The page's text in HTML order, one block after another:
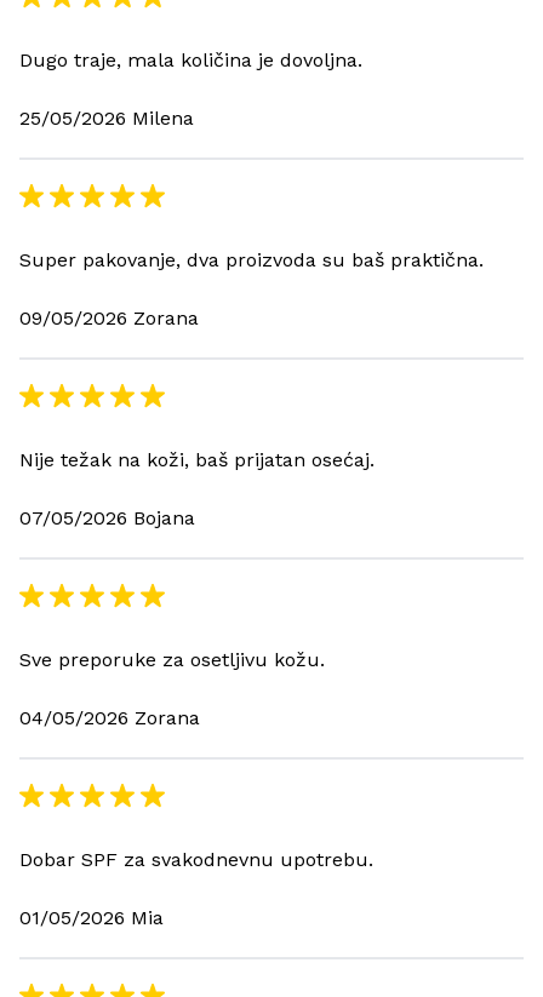
Dugo traje, mala količina je dovoljna.
25/05/2026 Milena
Super pakovanje, dva proizvoda su baš praktična.
09/05/2026 Zorana
Nije težak na koži, baš prijatan osećaj.
07/05/2026 Bojana
Sve preporuke za osetljivu kožu.
04/05/2026 Zorana
Dobar SPF za svakodnevnu upotrebu.
01/05/2026 Mia